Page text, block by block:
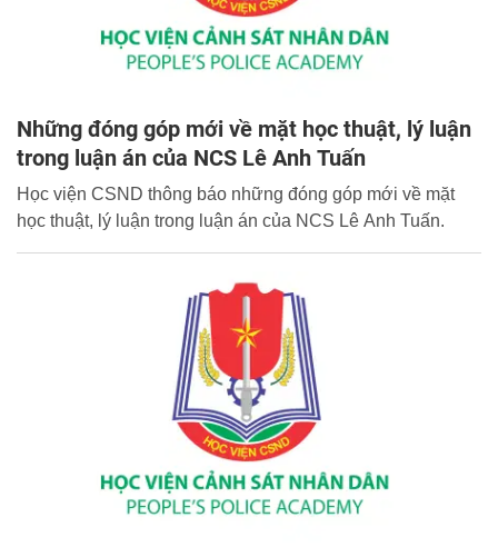
Những đóng góp mới về mặt học thuật, lý luận
trong luận án của NCS Lê Anh Tuấn
Học viện CSND thông báo những đóng góp mới về mặt
học thuật, lý luận trong luận án của NCS Lê Anh Tuấn.